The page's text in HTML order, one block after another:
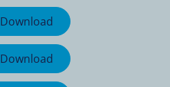
Download
Download